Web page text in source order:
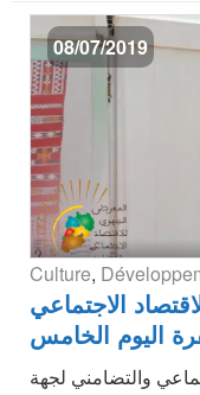
08/07/2019
Culture,
الاجتماعي
اليوم الخامس
والتضامني لجهة